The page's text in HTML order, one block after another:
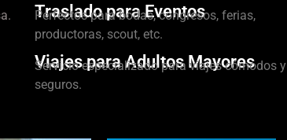
Traslado para Eventos
Perfectos para bodas, congresos, ferias,
productoras, scout, etc.
Viajes para Adultos Mayores
Servicio especializado para viajes cómodos y
seguros.